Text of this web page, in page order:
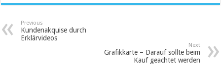
Previous
Kundenakquise durch
Erklärvideos
Next
Grafikkarte – Darauf sollte beim
Kauf geachtet werden